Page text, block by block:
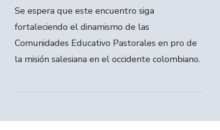
Se espera que este encuentro siga
fortaleciendo el dinamismo de las
Comunidades Educativo Pastorales en pro de
la misión salesiana en el occidente colombiano.